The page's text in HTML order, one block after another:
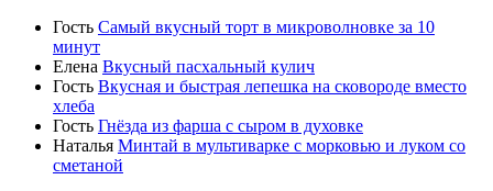
Гость Самый вкусный торт в микроволновке за 10
минут
Елена Вкусный пасхальный кулич
Гость Вкусная и быстрая лепешка на сковороде вместо
хлеба
Гость Гнёзда из фарша с сыром в духовке
Наталья Минтай в мультиварке с морковью и луком со
сметаной